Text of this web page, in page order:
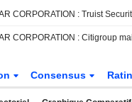
Consensus